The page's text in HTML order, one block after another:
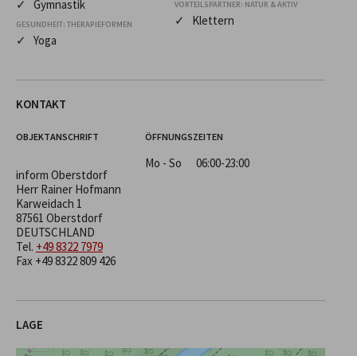
✓ Gymnastik
GESUNDHEIT: THERAPIEFORMEN
✓ Yoga
VORTEILSPARTNER: NATUR & AKTIV
✓ Klettern
KONTAKT
OBJEKTANSCHRIFT
inform Oberstdorf
Herr Rainer Hofmann
Karweidach 1
87561 Oberstdorf
DEUTSCHLAND
Tel. +49 8322 7979
Fax +49 8322 809 426
ÖFFNUNGSZEITEN
Mo - So 06:00-23:00
LAGE